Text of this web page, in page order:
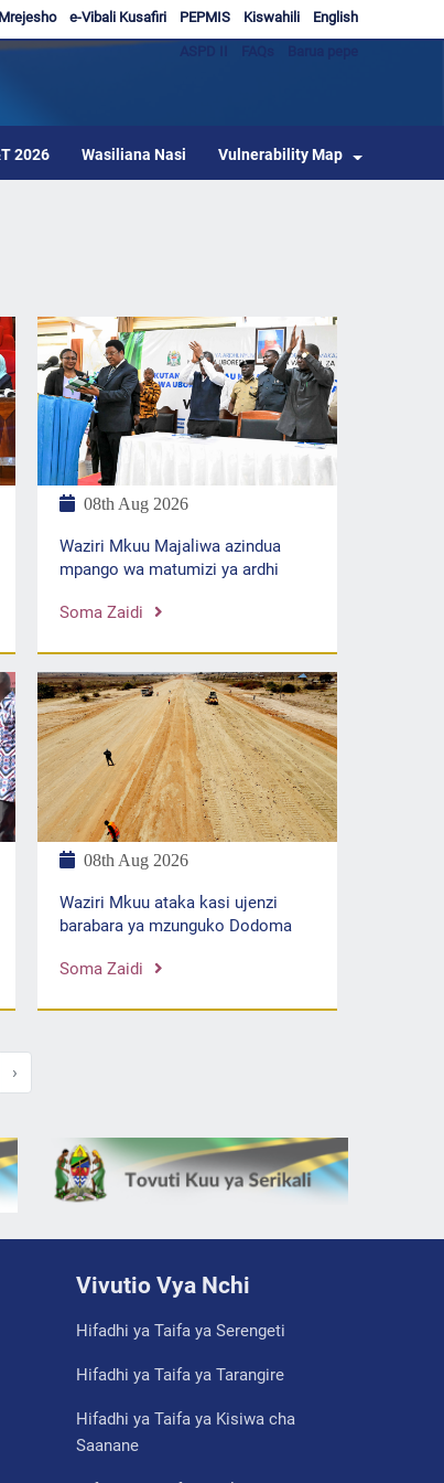
English
Kiswahili
PEPMIS
e-Vibali Kusafiri
2026 Wasiliana Nasi Vulnerability Map
08th Aug 2026
Waziri Mkuu Majaliwa azindua
mpango wa matumizi ya ardhi
Soma Zaidi
08th Aug 2026
Waziri Mkuu ataka kasi ujenzi
barabara ya mzunguko Dodoma
Soma Zaidi
›
Vivutio Vya Nchi
Hifadhi ya Taifa ya Serengeti
Hifadhi ya Taifa ya Tarangire
Hifadhi ya Taifa ya Kisiwa cha
Saanane